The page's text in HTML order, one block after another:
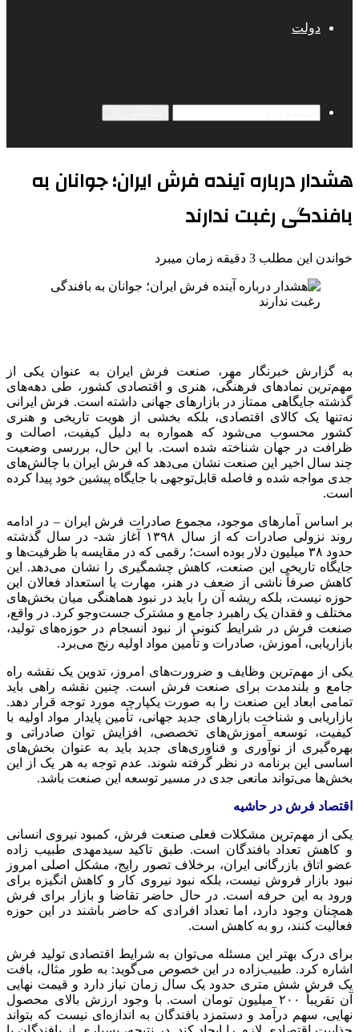
دولت
هشدار درباره آینده فرش ایران؛ جوانان به
بافندگی رغبت ندارند
خواندن این مطلب 3 دقیقه زمان میبرد
به گزارش خبرنگار مهر، صنعت فرش ایران به عنوان یکی از
مهم‌ترین نمادهای فرهنگی، هنری و اقتصادی کشور، طی دهه‌های
گذشته جایگاهی ممتاز در بازارهای جهانی داشته است. فرش ایرانی
نه‌تنها یک کالای اقتصادی، بلکه بخشی از هویت تاریخی و هنری
کشور محسوب می‌شود که همواره به دلیل کیفیت، اصالت و
ظرافت در جهان شناخته شده است. با این حال، بررسی وضعیت
چند سال اخیر این صنعت نشان می‌دهد که فرش ایران با چالش‌های
جدی مواجه شده و فاصله قابل‌توجهی با جایگاه پیشین خود پیدا کرده
است.
بر اساس آمارهای موجود، مجموع صادرات فرش ایران – در ادامه
روند نزولی صادرات که از سال ۱۳۹۸ آغاز شد- در سال گذشته
حدود ۳۸ میلیون دلار بوده است؛ رقمی که در مقایسه با ظرفیت‌ها و
جایگاه تاریخی این صنعت، کاهش چشمگیری را نشان می‌دهد. این
کاهش صرفاً ناشی از ضعف در هنر، مهارت یا استعداد فعالان این
حوزه نیست، بلکه ریشه آن را باید در نبود هماهنگی میان بخش‌های
مختلف و فقدان یک راهبرد جامع و مشترک جست‌وجو کرد. در واقع،
صنعت فرش در شرایط کنونی از نبود انسجام در حوزه‌های تولید،
بازاریابی، آموزش، صادرات و تأمین مواد اولیه رنج می‌برد.
یکی از مهم‌ترین وظایف و ضرورت‌های امروز، تدوین یک نقشه راه
جامع و بلندمدت برای صنعت فرش است. چنین نقشه راهی باید
تمامی ابعاد این صنعت را به صورت یکپارچه مورد توجه قرار دهد.
بازاریابی و شناخت بازارهای جدید جهانی، تأمین پایدار مواد اولیه با
کیفیت، توسعه آموزش‌های تخصصی، افزایش توان صادراتی و
بهره‌گیری از نوآوری و فناوری‌های جدید باید به عنوان بخش‌های
اساسی این برنامه در نظر گرفته شوند. عدم توجه به هر یک از این
بخش‌ها می‌تواند مانعی جدی در مسیر توسعه این صنعت باشد.
اقتصاد فرش در حاشیه
یکی از مهم‌ترین مشکلات فعلی صنعت فرش، کمبود نیروی انسانی
و کاهش تعداد بافندگان است. طبق تاکید سیدمهدی طبیب زاده
عضو اتاق بازرگانی ایران، برخلاف تصور رایج، مشکل اصلی امروز
نبود بازار فروش نیست، بلکه نبود نیروی کار و کاهش انگیزه برای
ورود به این حرفه است. در حال حاضر تقاضا و بازار برای فرش
همچنان وجود دارد، اما تعداد افرادی که حاضر باشند در این حوزه
فعالیت کنند، رو به کاهش است.
برای درک بهتر این مسئله می‌توان به شرایط اقتصادی تولید فرش
اشاره کرد. طبیب‌زاده در این خصوص می‌گوید: به طور مثال، بافت
یک فرش شش متری حدود یک سال زمان نیاز دارد و قیمت نهایی
آن تقریباً ۲۰۰ میلیون تومان است. با وجود ارزش بالای محصول
نهایی، سهم درآمد و دستمزد بافندگان به اندازه‌ای نیست که بتواند